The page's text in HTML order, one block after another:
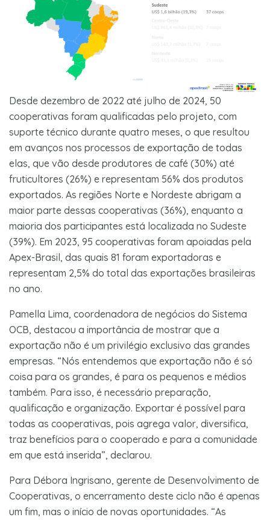
Desde dezembro de 2022 até julho de 2024, 50
cooperativas foram qualificadas pelo projeto, com
suporte técnico durante quatro meses, o que resultou
em avanços nos processos de exportação de todas
elas, que vão desde produtores de café (30%) até
fruticultores (26%) e representam 56% dos produtos
exportados. As regiões Norte e Nordeste abrigam a
maior parte dessas cooperativas (36%), enquanto a
maioria dos participantes está localizada no Sudeste
(39%). Em 2023, 95 cooperativas foram apoiadas pela
Apex-Brasil, das quais 81 foram exportadoras e
representam 2,5% do total das exportações brasileiras
no ano.
Pamella Lima, coordenadora de negócios do Sistema
OCB, destacou a importância de mostrar que a
exportação não é um privilégio exclusivo das grandes
empresas. “Nós entendemos que exportação não é só
coisa para os grandes, é para os pequenos e médios
também. Para isso, é necessário preparação,
qualificação e organização. Exportar é possível para
todas as cooperativas, pois agrega valor, diversifica,
traz benefícios para o cooperado e para a comunidade
em que está inserida”, declarou.
Para Débora Ingrisano, gerente de Desenvolvimento de
Cooperativas, o encerramento deste ciclo não é apenas
um fim, mas o início de novas oportunidades. “As